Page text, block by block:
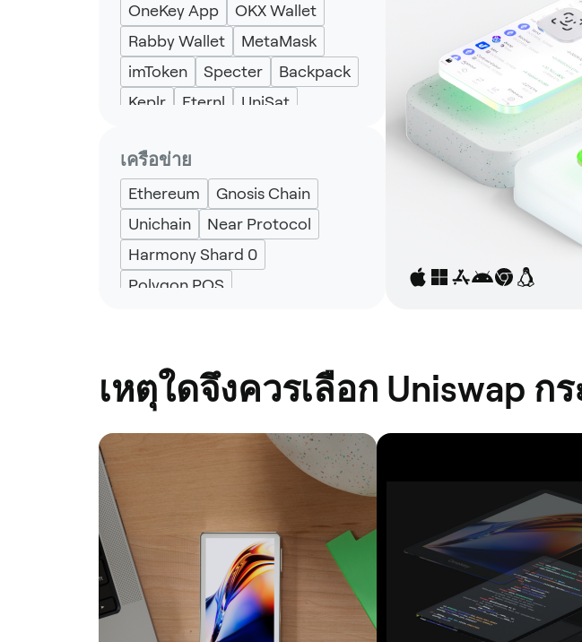
OneKey App
OKX Wallet
Rabby Wallet
MetaMask
imToken
Specter
Backpack
Keplr
Eternl UniSat
เครือข่าย
Ethereum
Gnosis Chain
Unichain
Near Protocol
Harmony Shard 0
Polygon POS
Avalanche
เหตุใดจึงควรเลือก Uniswap ก